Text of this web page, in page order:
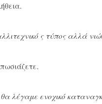
ς τύπος αλλά
λέγαμε ενοχικό